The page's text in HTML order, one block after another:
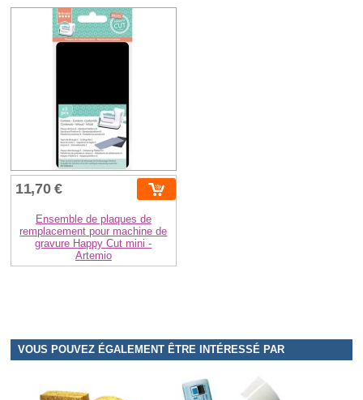
11,70 €
Ensemble de plaques de
remplacement pour machine de
gravure Happy Cut mini -
Artemio
VOUS POUVEZ ÉGALEMENT ÊTRE INTÉRESSÉ PAR